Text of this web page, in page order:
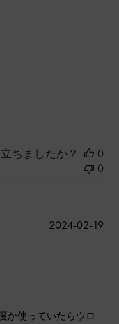
ちましたか？
0
0
か使っていたらウロ
公
2024-02-19